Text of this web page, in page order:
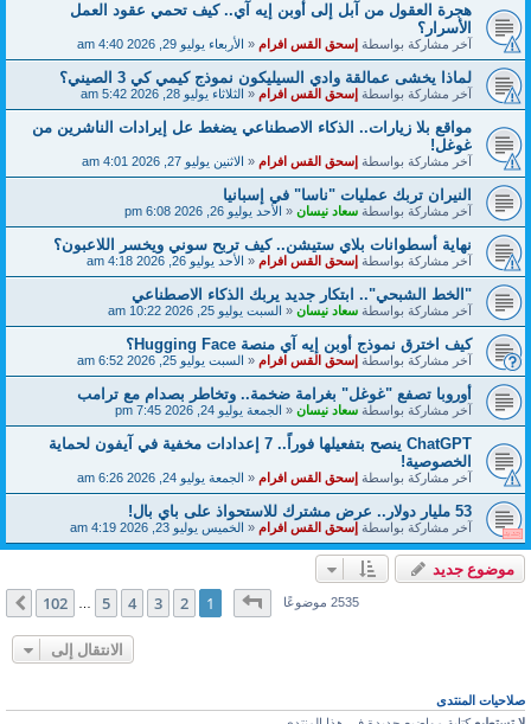
هجرة العقول من آبل إلى أوبن إيه آي.. كيف تحمي عقود العمل
الأسرار؟
آخر مشاركة بواسطةإسحق القس افرام«الأربعاء يوليو 29, 2026 4:40 am
لماذا يخشى عمالقة وادي السيليكون نموذج كيمي كي 3 الصيني؟
آخر مشاركة بواسطةإسحق القس افرام«الثلاثاء يوليو 28, 2026 5:42 am
مواقع بلا زيارات.. الذكاء الاصطناعي يضغط عل إيرادات الناشرين من
غوغل!
آخر مشاركة بواسطةإسحق القس افرام«الاثنين يوليو 27, 2026 4:01 am
النيران تربك عمليات "ناسا" في إسبانيا
آخر مشاركة بواسطةسعاد نيسان«الأحد يوليو 26, 2026 6:08 pm
نهاية أسطوانات بلاي ستيشن.. كيف تربح سوني ويخسر اللاعبون؟
آخر مشاركة بواسطةإسحق القس افرام«الأحد يوليو 26, 2026 4:18 am
"الخط الشبحي".. ابتكار جديد يربك الذكاء الاصطناعي
آخر مشاركة بواسطةسعاد نيسان«السبت يوليو 25, 2026 10:22 am
كيف اخترق نموذج أوبن إيه آي منصة Hugging Face؟
آخر مشاركة بواسطةإسحق القس افرام«السبت يوليو 25, 2026 6:52 am
أوروبا تصفع "غوغل" بغرامة ضخمة.. وتخاطر بصدام مع ترامب
آخر مشاركة بواسطةسعاد نيسان«الجمعة يوليو 24, 2026 7:45 pm
ChatGPT ينصح بتفعيلها فوراً.. 7 إعدادات مخفية في آيفون لحماية
الخصوصية!
آخر مشاركة بواسطةإسحق القس افرام«الجمعة يوليو 24, 2026 6:26 am
53 مليار دولار.. عرض مشترك للاستحواذ على باي بال!
آخر مشاركة بواسطةإسحق القس افرام«الخميس يوليو 23, 2026 4:19 am
موضوع جديد
2535 موضوعًاصفحة1من 102
1
2
3
4
5
102 التالي
الانتقال إلى
صلاحيات المنتدى